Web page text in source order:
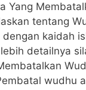
Yang
tentang
dengan kaidah
detailnya
wudhu